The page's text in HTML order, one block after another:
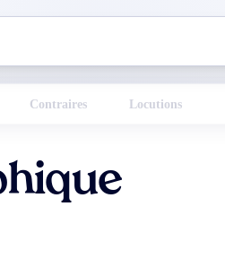
Contraires Locutions